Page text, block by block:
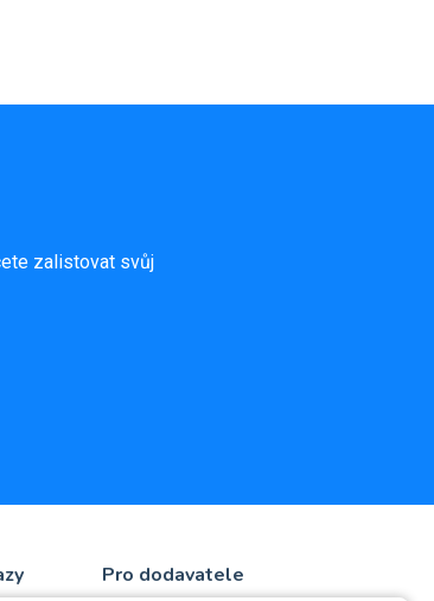
zalistovat svůj
Pro dodavatele